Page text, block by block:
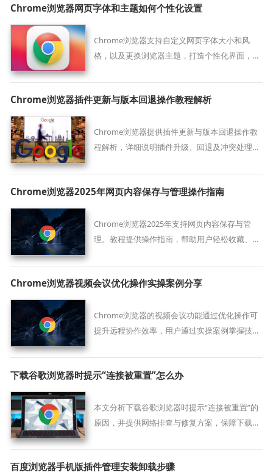
Chrome浏览器网页字体和主题如何个性化设置
Chrome浏览器支持自定义网页字体大小和风
格，以及更换浏览器主题，打造个性化界面，提
Chrome浏览器插件更新与版本回退操作教程解析
Chrome浏览器提供插件更新与版本回退操作教
程解析，详细说明插件升级、回退及冲突处理方
Chrome浏览器2025年网页内容保存与管理操作指南
Chrome浏览器2025年支持网页内容保存与管
理。教程提供操作指南，帮助用户轻松收藏、整
Chrome浏览器视频会议优化操作实操案例分享
Chrome浏览器的视频会议功能通过优化操作可
提升远程协作效率，用户通过实操案例掌握技
议体验。
下载谷歌浏览器时提示“连接被重置”怎么办
本文分析下载谷歌浏览器时提示“连接被重置”的
原因，并提供网络排查与修复方案，保障下载顺
百度浏览器手机版插件管理安装卸载步骤